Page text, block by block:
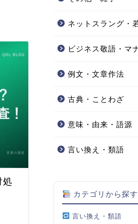
処
ネットスラング・
ビジネス敬語・マ
例文・文章作法
古典・ことわざ
意味・由来・語源
言い換え・類語
カテゴリから探す
言い換え・類語